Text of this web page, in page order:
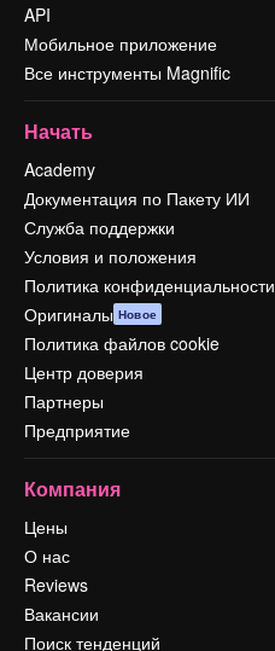
API
Мобильное приложение
Все инструменты Magnific
Начать
Academy
Документация по Пакету ИИ
Служба поддержки
Условия и положения
Политика конфиденциальности
Оригиналы Новое
Политика файлов cookie
Центр доверия
Партнеры
Предприятие
Компания
Цены
О нас
Reviews
Вакансии
Поиск тенденций